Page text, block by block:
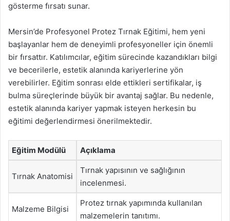
gösterme fırsatı sunar.
Mersin’de Profesyonel Protez Tırnak Eğitimi, hem yeni
başlayanlar hem de deneyimli profesyoneller için önemli
bir fırsattır. Katılımcılar, eğitim sürecinde kazandıkları bilgi
ve becerilerle, estetik alanında kariyerlerine yön
verebilirler. Eğitim sonrası elde ettikleri sertifikalar, iş
bulma süreçlerinde büyük bir avantaj sağlar. Bu nedenle,
estetik alanında kariyer yapmak isteyen herkesin bu
eğitimi değerlendirmesi önerilmektedir.
Eğitim Modülü Açıklama
Tırnak Anatomisi
Tırnak yapısının ve sağlığının
incelenmesi.
Malzeme Bilgisi
Protez tırnak yapımında kullanılan
malzemelerin tanıtımı.